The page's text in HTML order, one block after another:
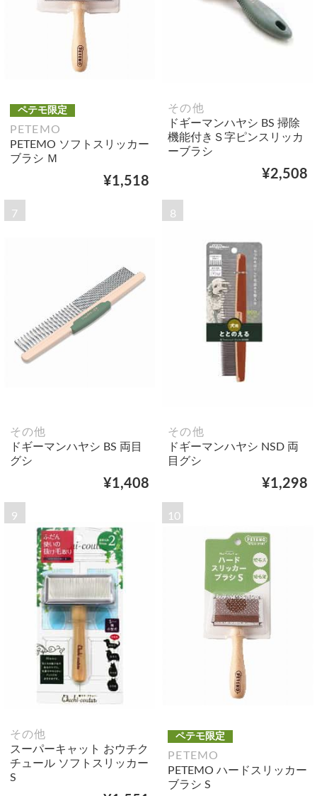
ペテモ限定
PETEMO
PETEMO ソフトスリッカー
ブラシ Ｍ
¥1,518
その他
ドギーマンハヤシ BS 掃除
機能付きＳ字ピンスリッカ
ーブラシ
¥2,508
7
その他
ドギーマンハヤシ BS 両目
グシ
¥1,408
8
その他
ドギーマンハヤシ NSD 両
目グシ
¥1,298
9
その他
スーパーキャット おウチク
チュール ソフトスリッカー
S
10
ペテモ限定
PETEMO
PETEMO ハードスリッカー
ブラシ S